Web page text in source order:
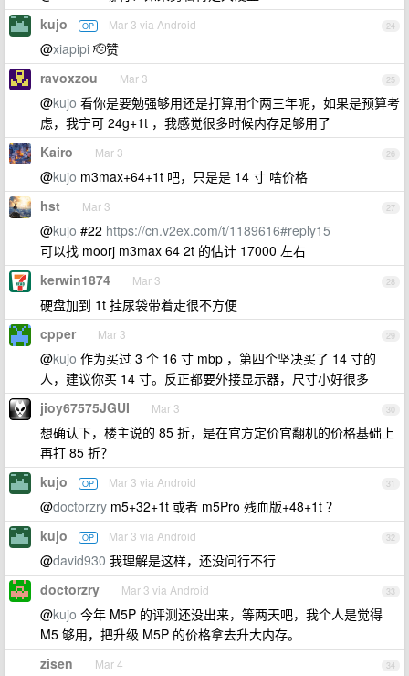
24
kujo OP Mar 3 via Android
@xiapipi 🫡赞
25
ravoxzou Mar 3
@kujo 看你是要勉强够用还是打算用个两三年呢，如果是预算考
虑，我宁可 24g+1t ，我感觉很多时候内存足够用了
26
Kairo Mar 3
@kujo m3max+64+1t 吧，只是是 14 寸 啥价格
27
hst Mar 3
@kujo #22 https://cn.v2ex.com/t/1189616#reply15
可以找 moorj m3max 64 2t 的估计 17000 左右
28
kerwin1874 Mar 3
硬盘加到 1t 挂尿袋带着走很不方便
29
cpper Mar 3
@kujo 作为买过 3 个 16 寸 mbp ，第四个坚决买了 14 寸的
人，建议你买 14 寸。反正都要外接显示器，尺寸小好很多
30
jioy67575JGUI Mar 3
想确认下，楼主说的 85 折，是在官方定价官翻机的价格基础上
再打 85 折？
31
kujo OP Mar 3 via Android
@doctorzry m5+32+1t 或者 m5Pro 残血版+48+1t ？
32
kujo OP Mar 3 via Android
@david930 我理解是这样，还没问行不行
33
doctorzry Mar 3 via Android
@kujo 今年 M5P 的评测还没出来，等两天吧，我个人是觉得
M5 够用，把升级 M5P 的价格拿去升大内存。
34
zisen Mar 4